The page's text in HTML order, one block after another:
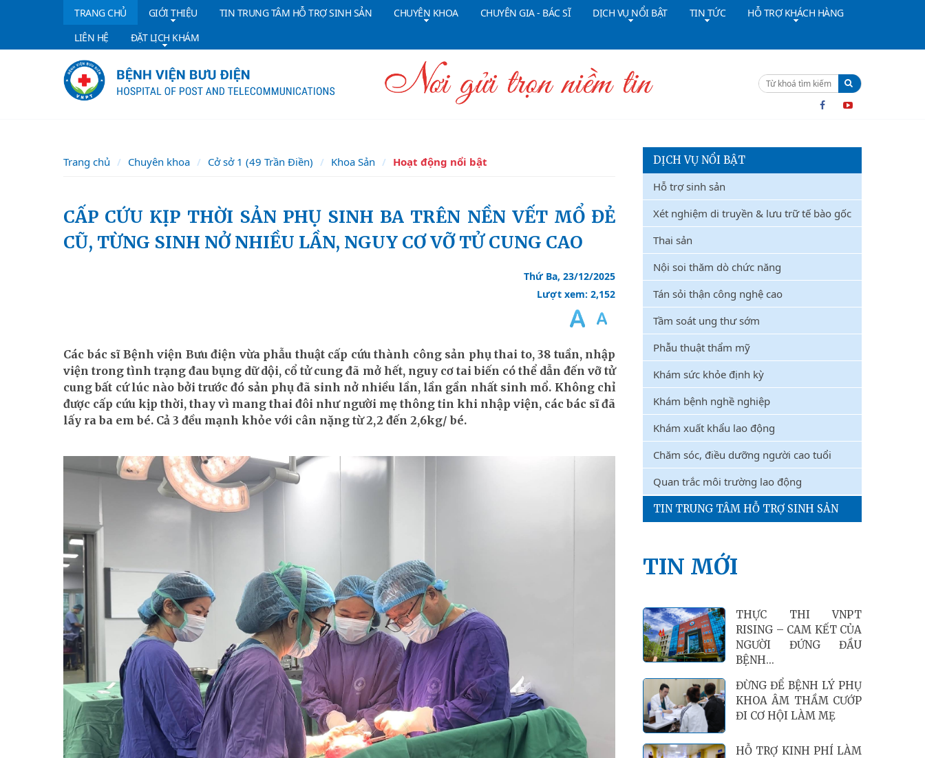
TRANG CHỦ GIỚI THIỆU TIN TRUNG TÂM HỖ TRỢ SINH SẢN CHUYÊN KHOA CHUYÊN GIA - BÁC SĨ DỊCH VỤ NỔI BẬT TIN TỨC
HỖ TRỢ KHÁCH HÀNG
LIÊN HỆ
ĐẶT LỊCH KHÁM
Trang chủ Chuyên khoa Cở sở 1 (49 Trần Điền) Khoa Sản Hoạt động nổi bật
CẤP CỨU KỊP THỜI SẢN PHỤ SINH BA TRÊN NỀN VẾT MỔ ĐẺ
CŨ, TỪNG SINH NỞ NHIỀU LẦN, NGUY CƠ VỠ TỬ CUNG CAO
Thứ Ba, 23/12/2025
Lượt xem: 2,152
Các bác sĩ Bệnh viện Bưu điện vừa phẫu thuật cấp cứu thành công sản phụ thai to, 38 tuần, nhập
viện trong tình trạng đau bụng dữ dội, cổ tử cung đã mở hết, nguy cơ tai biến có thể dẫn đến vỡ tử
cung bất cứ lúc nào bởi trước đó sản phụ đã sinh nở nhiều lần, lần gần nhất sinh mổ. Không chỉ
được cấp cứu kịp thời, thay vì mang thai đôi như người mẹ thông tin khi nhập viện, các bác sĩ đã
lấy ra ba em bé. Cả 3 đều mạnh khỏe với cân nặng từ 2,2 đến 2,6kg/ bé.
DỊCH VỤ NỔI BẬT
Hỗ trợ sinh sản
Xét nghiệm di truyền & lưu trữ tế bào gốc
Thai sản
Nội soi thăm dò chức năng
Tán sỏi thận công nghệ cao
Tầm soát ung thư sớm
Phẫu thuật thẩm mỹ
Khám sức khỏe định kỳ
Khám bệnh nghề nghiệp
Khám xuất khẩu lao động
Chăm sóc, điều dưỡng người cao tuổi
Quan trắc môi trường lao động
TIN TRUNG TÂM HỖ TRỢ SINH SẢN
TIN MỚI
THỰC THI VNPT
RISING – CAM KẾT CỦA
NGƯỜI ĐỨNG ĐẦU
BỆNH...
ĐỪNG ĐỂ BỆNH LÝ PHỤ
KHOA ÂM THẦM CƯỚP
ĐI CƠ HỘI LÀM MẸ
HỖ TRỢ KINH PHÍ LÀM